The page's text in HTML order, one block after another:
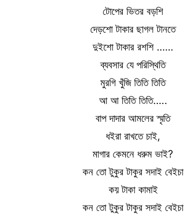
টোপের ভিতর বড়শি
দেড়শো টাকার ছাগল টানতে
দুইশো টাকার রশশি ……
ব্যবসার যে পরিস্থিতি
মুরগি খুঁজি তিতি তিতি
আ আ তিতি তিতি…..
বাপ দাদার আমলের স্মৃতি
ধইরা রাখতে চাই,
মাগার কেমনে ধরুম ভাই?
কন তো টুকুর টাকুর সদাই বেইচা
কয় টাকা কামাই
কন তো টুকুর টাকুর সদাই বেইচা